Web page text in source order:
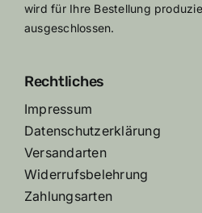
wird für Ihre Bestellung
ausgeschlossen.
Rechtliches
Impressum
Datenschutzerklärung
Versandarten
Widerrufsbelehrung
Zahlungsarten